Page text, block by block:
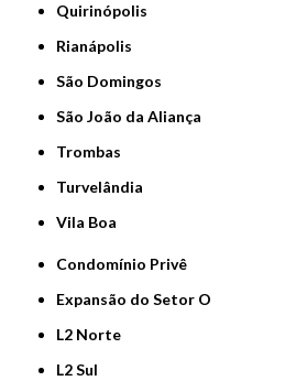
Quirinópolis
Rianápolis
São Domingos
São João da Aliança
Trombas
Turvelândia
Vila Boa
Condomínio Privê
Expansão do Setor O
L2 Norte
L2 Sul